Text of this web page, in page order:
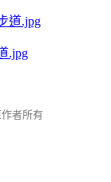
.jpg
者所有